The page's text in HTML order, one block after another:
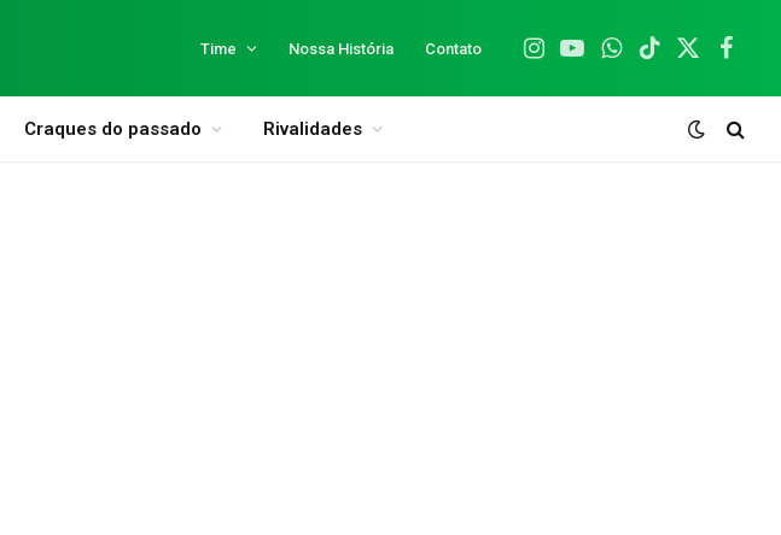
Time Nossa História Contato
Instagram
YouTubeWhatsApp
TikTok
X
Craques do passado Rivalidades